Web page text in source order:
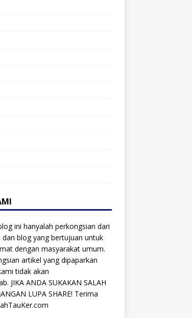
ini hanyalah perkongsian dari
dan blog yang bertujuan untuk
dengan masyarakat umum.
artikel yang dipaparkan
tidak akan
JIKA ANDA SUKAKAN SALAH
LUPA SHARE! Terima